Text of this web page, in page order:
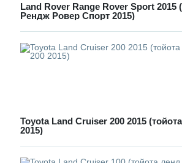
Land Rover Range Rover Sport 2015
Рендж Ровер Спорт 2015)
Toyota Land Cruiser 200 2015
2015)